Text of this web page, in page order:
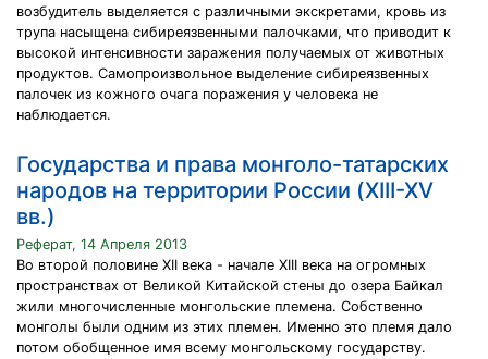
возбудитель выделяется с различными экскретами, кровь из
трупа насыщена сибиреязвенными палочками, что приводит к
высокой интенсивности заражения получаемых от животных
продуктов. Самопроизвольное выделение сибиреязвенных
палочек из кожного очага поражения у человека не
наблюдается.
Государства и права монголо-татарских
народов на территории России (XIII-XV
вв.)
Реферат, 14 Апреля 2013
Во второй половине XII века - начале XIII века на огромных
пространствах от Великой Китайской стены до озера Байкал
жили многочисленные монгольские племена. Собственно
монголы были одним из этих племен. Именно это племя дало
потом обобщенное имя всему монгольскому государству.